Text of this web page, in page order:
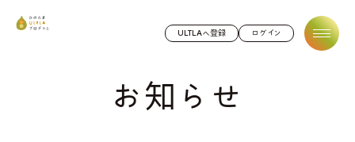
ひのたまULTLAプログラム
ULTLAへ登録 ログイン
お知らせ